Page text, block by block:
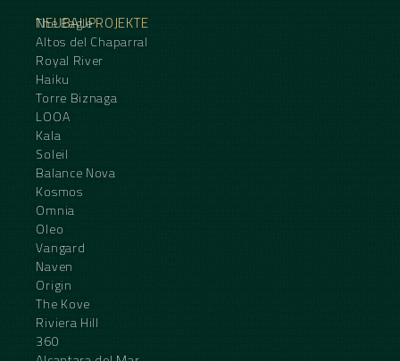
NEUBAUPROJEKTE
The Eagle
Altos del Chaparral
Royal River
Haiku
Torre Biznaga
LOOA
Kala
Soleil
Balance Nova
Kosmos
Omnia
Oleo
Vangard
Naven
Origin
The Kove
Riviera Hill
360